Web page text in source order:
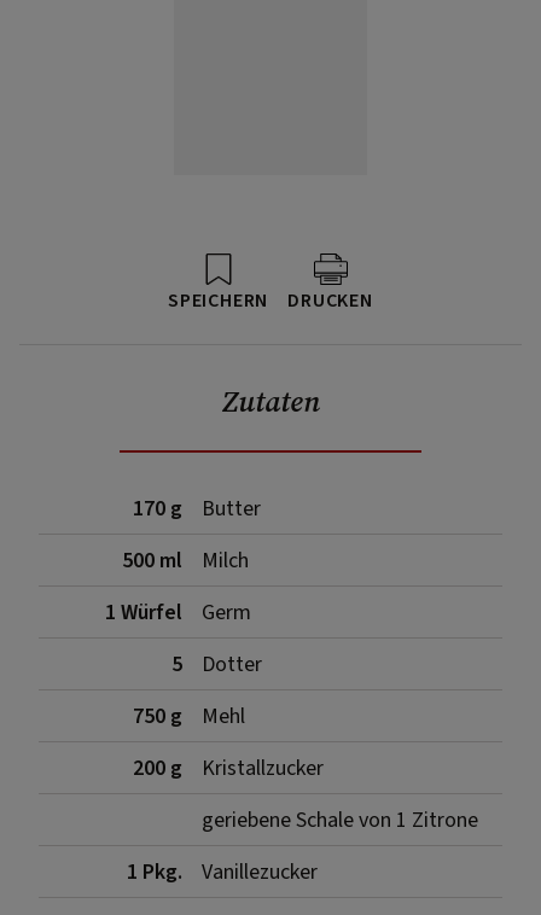
SPEICHERN DRUCKEN
Zutaten
170 g
Butter
500 ml
Milch
1 Würfel
Germ
5
Dotter
750 g
Mehl
200 g
Kristallzucker
geriebene Schale von 1 Zitrone
1 Pkg.
Vanillezucker